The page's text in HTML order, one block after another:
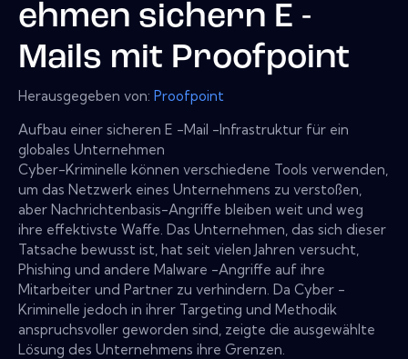
ehmen sichern E -
Mails mit Proofpoint
Herausgegeben von: Proofpoint
Aufbau einer sicheren E -Mail -Infrastruktur für ein
globales Unternehmen
Cyber-Kriminelle können verschiedene Tools verwenden,
um das Netzwerk eines Unternehmens zu verstoßen,
aber Nachrichtenbasis-Angriffe bleiben weit und weg
ihre effektivste Waffe. Das Unternehmen, das sich dieser
Tatsache bewusst ist, hat seit vielen Jahren versucht,
Phishing und andere Malware -Angriffe auf ihre
Mitarbeiter und Partner zu verhindern. Da Cyber ​​-
Kriminelle jedoch in ihrer Targeting und Methodik
anspruchsvoller geworden sind, zeigte die ausgewählte
Lösung des Unternehmens ihre Grenzen.